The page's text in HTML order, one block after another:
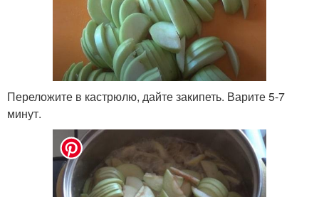
Переложите в кастрюлю, дайте закипеть. Варите 5-7
минут.